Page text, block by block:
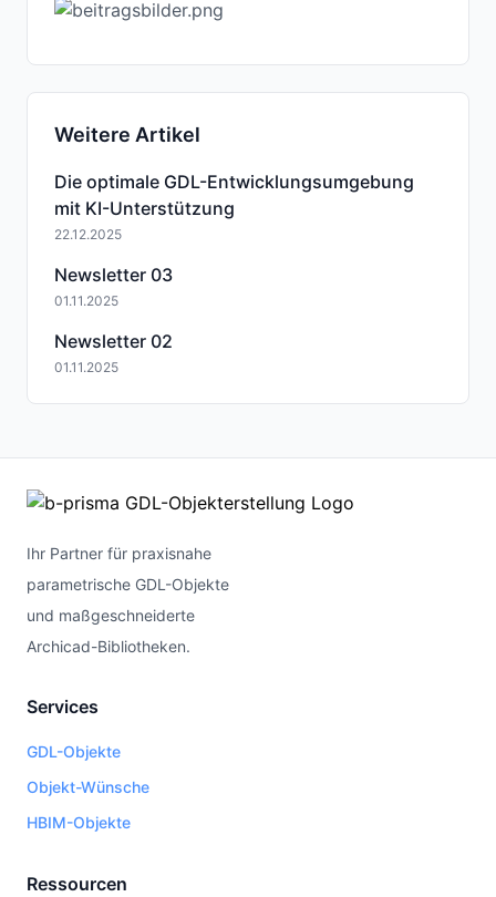
Weitere Artikel
Die optimale GDL-Entwicklungsumgebung
mit KI-Unterstützung
22.12.2025
Newsletter 03
01.11.2025
Newsletter 02
01.11.2025
Ihr Partner für praxisnahe
parametrische GDL-Objekte
und maßgeschneiderte
Archicad-Bibliotheken.
Services
GDL-Objekte
Objekt-Wünsche
HBIM-Objekte
Ressourcen